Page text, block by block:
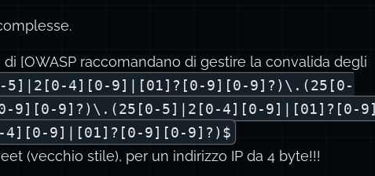
[OWASP raccomandano di gestire la convalida degli
5]|2[0-4][0-9]|[01]?[0-9][0-9]?)\.(25[0-
9][0-9]?)\.(25[0-5]|2[0-4][0-9]|[01]?[0-9]
9]|[01]?[0-9][0-9]?)$
(vecchio stile), per un indirizzo IP da 4 byte!!!